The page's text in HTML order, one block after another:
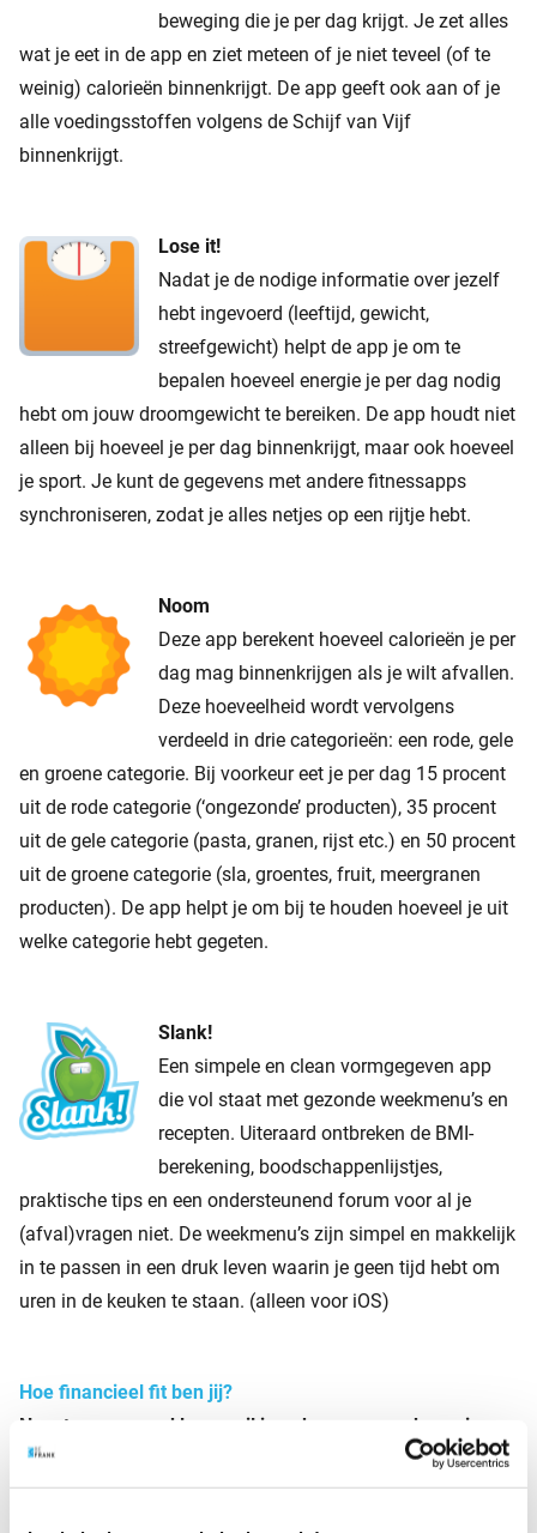
beweging die je per dag krijgt. Je zet alles
wat je eet in de app en ziet meteen of je niet teveel (of te
weinig) calorieën binnenkrijgt. De app geeft ook aan of je
alle voedingsstoffen volgens de Schijf van Vijf
binnenkrijgt.
Lose it!
Nadat je de nodige informatie over jezelf
hebt ingevoerd (leeftijd, gewicht,
streefgewicht) helpt de app je om te
bepalen hoeveel energie je per dag nodig
hebt om jouw droomgewicht te bereiken. De app houdt niet
alleen bij hoeveel je per dag binnenkrijgt, maar ook hoeveel
je sport. Je kunt de gegevens met andere fitnessapps
synchroniseren, zodat je alles netjes op een rijtje hebt.
Noom
Deze app berekent hoeveel calorieën je per
dag mag binnenkrijgen als je wilt afvallen.
Deze hoeveelheid wordt vervolgens
verdeeld in drie categorieën: een rode, gele
en groene categorie. Bij voorkeur eet je per dag 15 procent
uit de rode categorie (‘ongezonde’ producten), 35 procent
uit de gele categorie (pasta, granen, rijst etc.) en 50 procent
uit de groene categorie (sla, groentes, fruit, meergranen
producten). De app helpt je om bij te houden hoeveel je uit
welke categorie hebt gegeten.
Slank!
Een simpele en clean vormgegeven app
die vol staat met gezonde weekmenu’s en
recepten. Uiteraard ontbreken de BMI-
berekening, boodschappenlijstjes,
praktische tips en een ondersteunend forum voor al je
(afval)vragen niet. De weekmenu’s zijn simpel en makkelijk
in te passen in een druk leven waarin je geen tijd hebt om
uren in de keuken te staan. (alleen voor iOS)
Hoe financieel fit ben jij?
Naast een gezond leven wil je ook een gezond pensioen.
Door goed op de hoogte te blijven van de markt en hier fl­
exibel op in te spelen houden we jouw pensioen in
topconditie. Heb je al een pensioen bij BeFrank? Dan kun